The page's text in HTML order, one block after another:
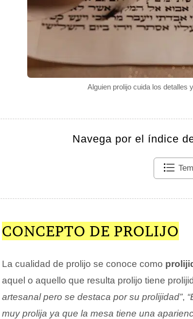
Alguien prolijo cuida los detalles
Navega por el índice
CONCEPTO DE PROLIJO
La cualidad de prolijo se conoce como
aquel o aquello que resulta prolijo tiene
artesanal pero se destaca por su prolijidad”,
muy prolija ya que la mesa tiene una